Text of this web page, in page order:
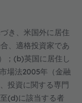
き、米国外に居住
、適格投資家であ
；(b)英国に居住し
場法2005年（金融
投資に関する専門
(d)に該当する者